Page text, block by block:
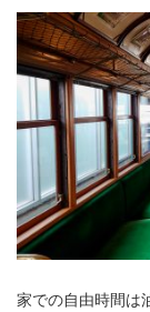
家での自由時間は